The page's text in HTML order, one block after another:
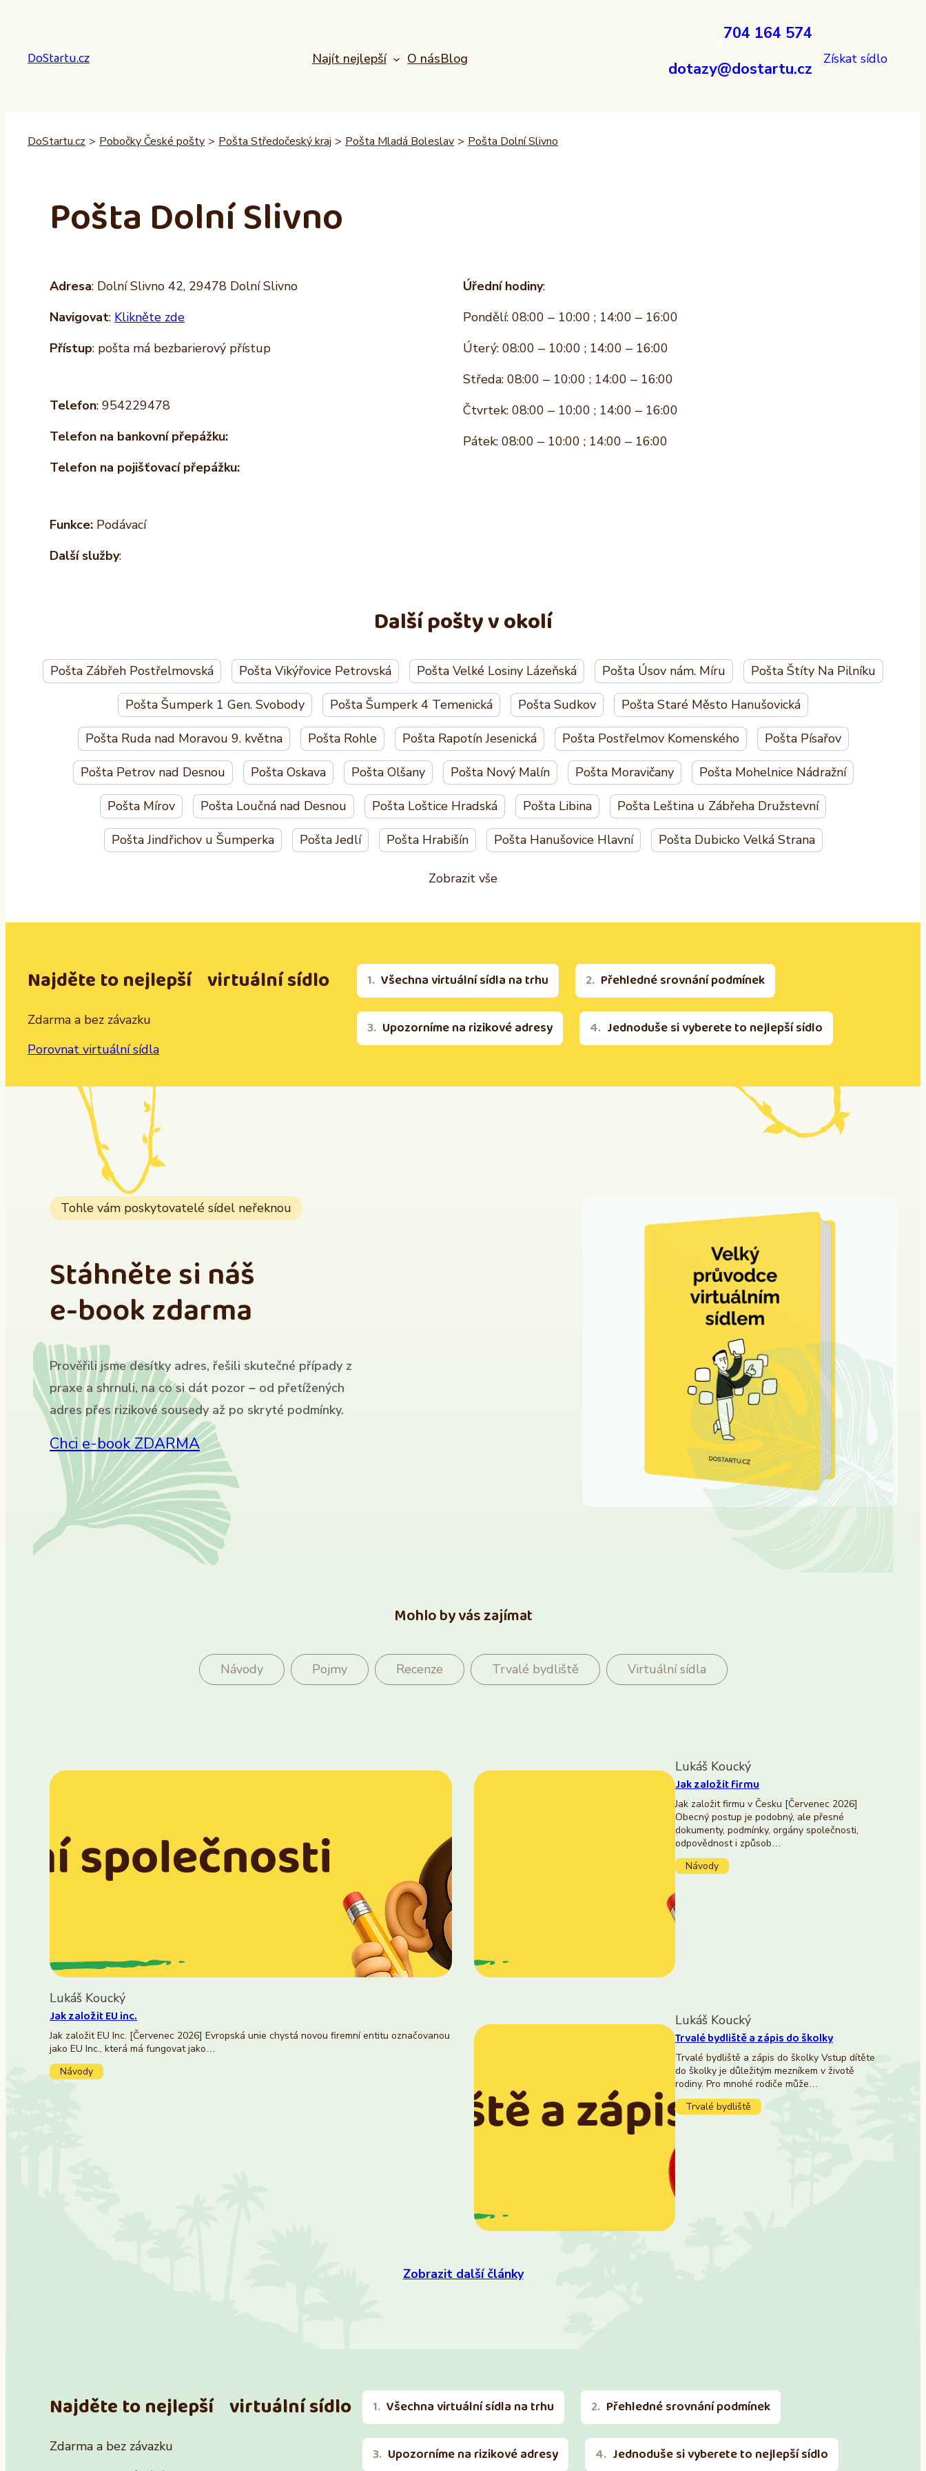
DoStartu.cz Najít nejlepší O násBlog
704 164 574
dotazy@dostartu.cz
Získat sídlo
DoStartu.cz > Pobočky České pošty > Pošta Středočeský kraj > Pošta Mladá Boleslav > Pošta Dolní Slivno
Pošta Dolní Slivno
Adresa: Dolní Slivno 42, 29478 Dolní Slivno
Navigovat: Klikněte zde
Přístup: pošta má bezbarierový přístup
Telefon: 954229478
Telefon na bankovní přepážku:
Telefon na pojišťovací přepážku:
Úřední hodiny:
Pondělí: 08:00 – 10:00 ; 14:00 – 16:00
Úterý: 08:00 – 10:00 ; 14:00 – 16:00
Středa: 08:00 – 10:00 ; 14:00 – 16:00
Čtvrtek: 08:00 – 10:00 ; 14:00 – 16:00
Pátek: 08:00 – 10:00 ; 14:00 – 16:00
Funkce: Podávací
Další služby:
Další pošty v okolí
Pošta Zábřeh Postřelmovská Pošta Vikýřovice Petrovská Pošta Velké Losiny Lázeňská Pošta Úsov nám. Míru Pošta Štíty Na Pilníku
Pošta Šumperk 1 Gen. Svobody Pošta Šumperk 4 Temenická Pošta Sudkov Pošta Staré Město Hanušovická
Pošta Ruda nad Moravou 9. května Pošta Rohle Pošta Rapotín Jesenická Pošta Postřelmov Komenského Pošta Písařov
Pošta Petrov nad Desnou Pošta Oskava Pošta Olšany Pošta Nový Malín Pošta Moravičany Pošta Mohelnice Nádražní
Pošta Mírov Pošta Loučná nad Desnou Pošta Loštice Hradská Pošta Libina Pošta Leština u Zábřeha Družstevní
Pošta Jindřichov u Šumperka Pošta Jedlí Pošta Hrabišín Pošta Hanušovice Hlavní Pošta Dubicko Velká Strana
Zobrazit vše
Najděte to nejlepší virtuální sídlo
Zdarma a bez závazku
Porovnat virtuální sídla
Všechna virtuální sídla na trhu Přehledné srovnání podmínek
Upozorníme na rizikové adresy Jednoduše si vyberete to nejlepší sídlo
Tohle vám poskytovatelé sídel neřeknou
Stáhněte si náš
e-book zdarma
Prověřili jsme desítky adres, řešili skutečné případy z
praxe a shrnuli, na co si dát pozor – od přetížených
adres přes rizikové sousedy až po skryté podmínky.
Chci e-book ZDARMA
Mohlo by vás zajímat
Návody Pojmy Recenze Trvalé bydliště Virtuální sídla
Lukáš Koucký
Jak založit EU inc.
Jak založit EU Inc. [Červenec 2026] Evropská unie chystá novou firemní entitu označovanou
jako EU Inc., která má fungovat jako…
Návody
Lukáš Koucký
Jak založit firmu
Jak založit firmu v Česku [Červenec 2026]
Obecný postup je podobný, ale přesné
dokumenty, podmínky, orgány společnosti,
odpovědnost i způsob…
Návody
Lukáš Koucký
Trvalé bydliště a zápis do školky
Trvalé bydliště a zápis do školky Vstup dítěte
do školky je důležitým mezníkem v životě
rodiny. Pro mnohé rodiče může…
Trvalé bydliště
Zobrazit další články
Najděte to nejlepší virtuální sídlo
Zdarma a bez závazku
Všechna virtuální sídla na trhu Přehledné srovnání podmínek
Upozorníme na rizikové adresy Jednoduše si vyberete to nejlepší sídlo